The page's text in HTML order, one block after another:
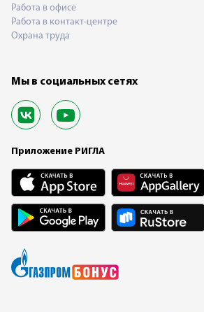
Работа в офисе
Работа в контакт-центре
Охрана труда
Мы в социальных сетях
Приложение РИГЛА